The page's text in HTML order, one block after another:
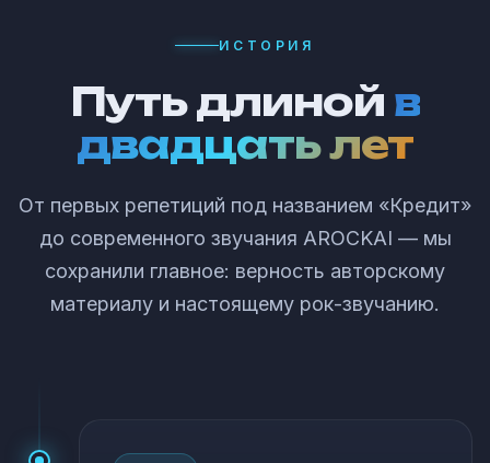
ИСТОРИЯ
Путь длиной в
двадцать лет
От первых репетиций под названием «Кредит»
до современного звучания AROCKAI — мы
сохранили главное: верность авторскому
материалу и настоящему рок-звучанию.